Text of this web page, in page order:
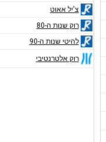
צ'יל אאוט
רוק שנות ה-80
להיטי שנות ה-90
רוק אלטרנטיבי